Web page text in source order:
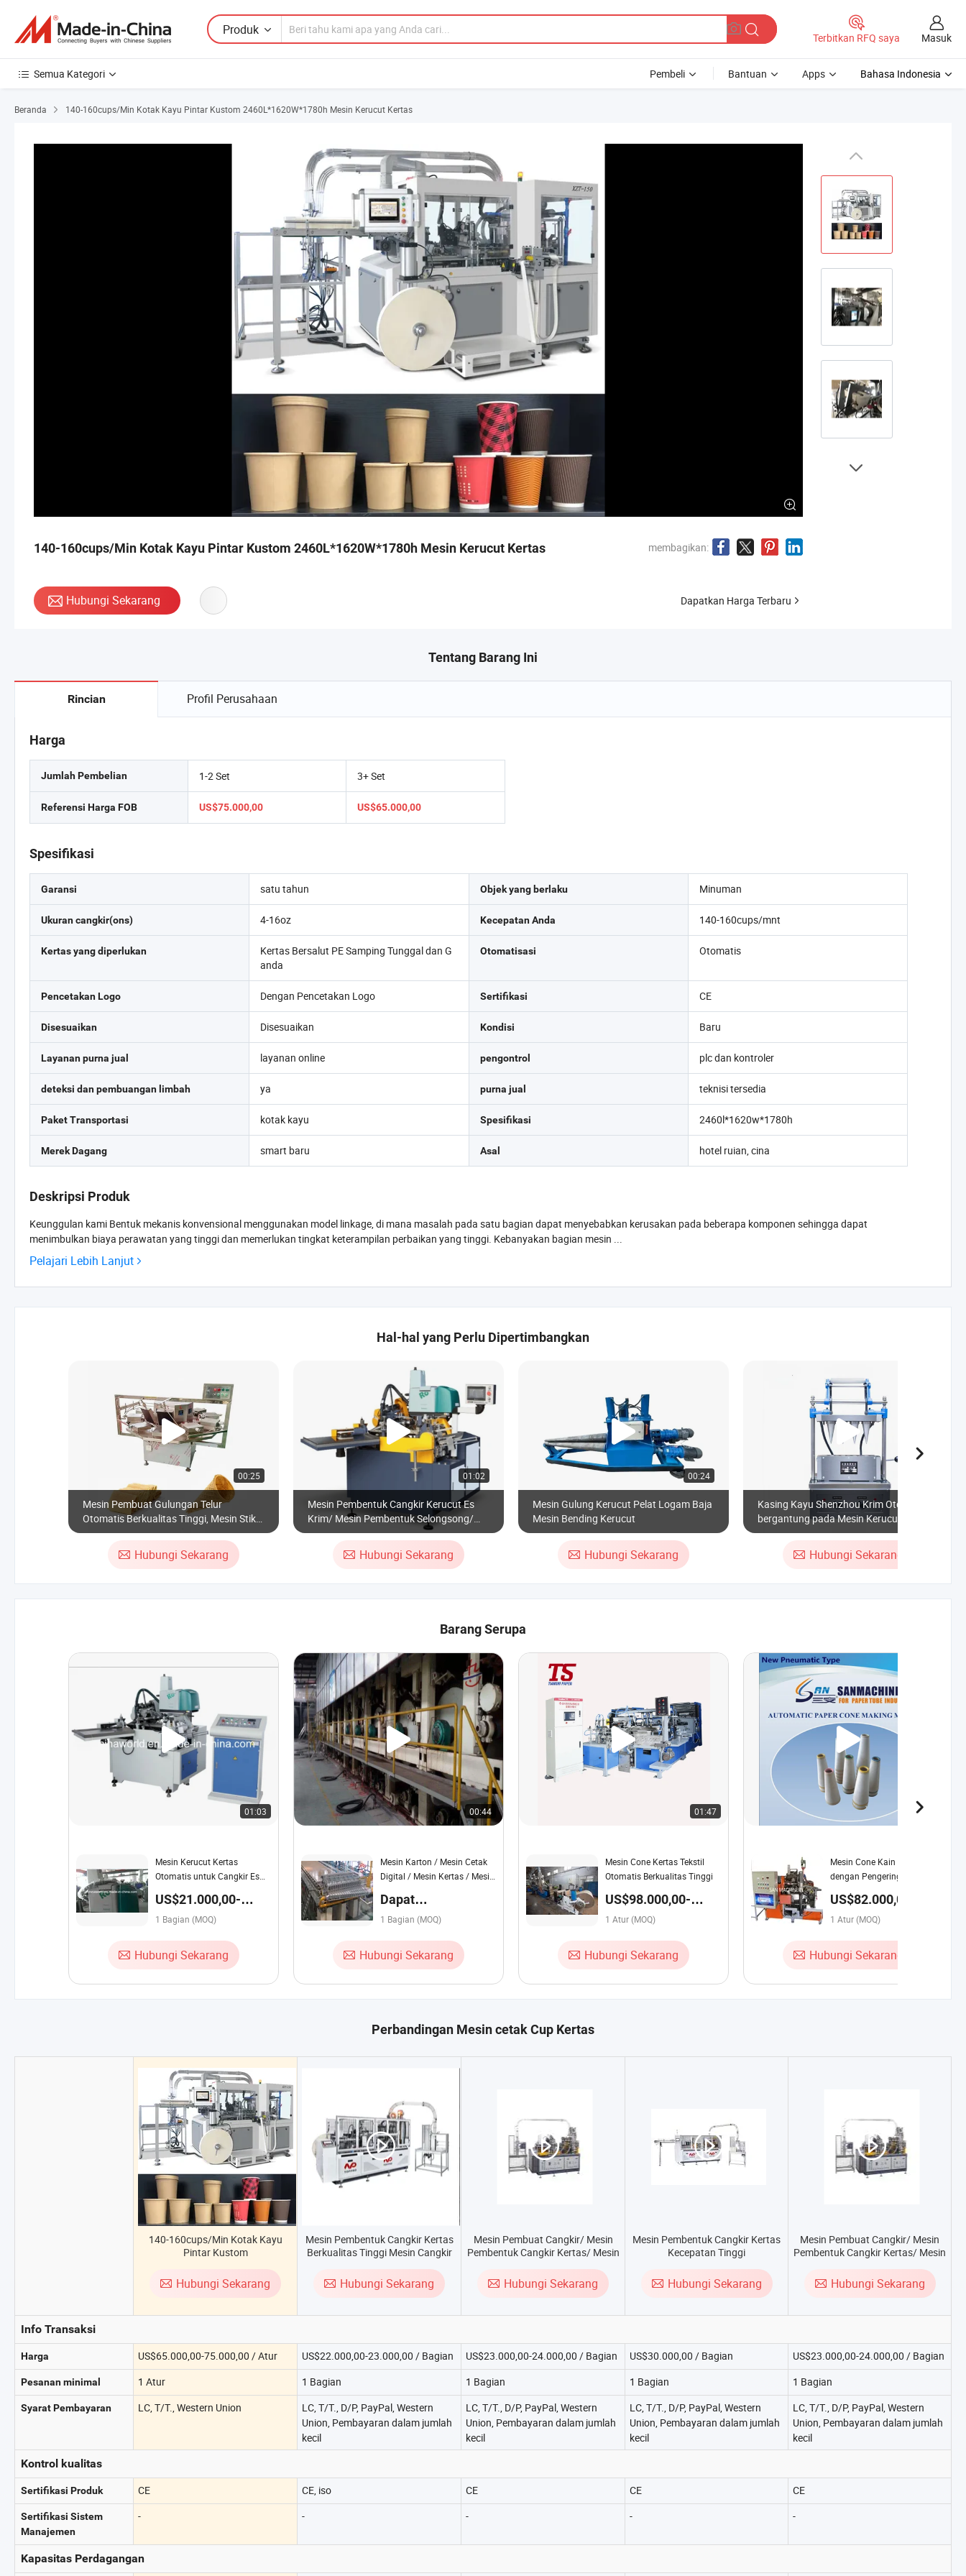
Produk
Terbitkan RFQ saya Masuk
Semua Kategori Pembeli Bantuan Apps Bahasa Indonesia
Beranda 140-160cups/Min Kotak Kayu Pintar Kustom 2460L*1620W*1780h Mesin Kerucut Kertas
140-160cups/Min Kotak Kayu Pintar Kustom 2460L*1620W*1780h Mesin Kerucut Kertas membagikan:
Hubungi Sekarang Dapatkan Harga Terbaru
Tentang Barang Ini
Rincian Profil Perusahaan
Harga
Jumlah Pembelian
Referensi Harga FOB
1-2 Set
US$75.000,00
3+ Set
US$65.000,00
Spesifikasi
Garansi satu tahun Objek yang berlaku Minuman
Ukuran cangkir(ons) 4-16oz Kecepatan Anda 140-160cups/mnt
Kertas yang diperlukan
Kertas Bersalut PE Samping Tunggal dan G
anda
Otomatisasi Otomatis
Pencetakan Logo Dengan Pencetakan Logo Sertifikasi CE
Disesuaikan Disesuaikan Kondisi Baru
Layanan purna jual layanan online pengontrol plc dan kontroler
deteksi dan pembuangan limbah ya purna jual teknisi tersedia
Paket Transportasi kotak kayu Spesifikasi 2460l*1620w*1780h
Merek Dagang smart baru Asal hotel ruian, cina
Deskripsi Produk
Keunggulan kami Bentuk mekanis konvensional menggunakan model linkage, di mana masalah pada satu bagian dapat menyebabkan kerusakan pada beberapa komponen sehingga dapat
menimbulkan biaya perawatan yang tinggi dan memerlukan tingkat keterampilan perbaikan yang tinggi. Kebanyakan bagian mesin ...
Pelajari Lebih Lanjut
Hal-hal yang Perlu Dipertimbangkan
00:25
Mesin Pembuat Gulungan Telur
Otomatis Berkualitas Tinggi, Mesin Stik
Wafer, Mesin Kerucut Es Krim
Hubungi Sekarang
01:02
Mesin Pembentuk Cangkir Kerucut Es
Krim/ Mesin Pembentuk Selongsong/
Mesin Kerucut
Hubungi Sekarang
00:24
Mesin Gulung Kerucut Pelat Logam Baja
Mesin Bending Kerucut
Hubungi Sekarang
Kasing Kayu Shenzhou Krim Otomatis
bergantung pada Mesin Kerucut Es
Wafer Model
Hubungi Sekarang
Barang Serupa
01:03
Mesin Kerucut Kertas
Otomatis untuk Cangkir Es
US$21.000,00-
23.000,00 / Bagian
1 Bagian (MOQ)
Hubungi Sekarang
00:44
Mesin Karton / Mesin Cetak
Digital / Mesin Kertas / Mesin
Dapat
dinegosiasikan
1 Bagian (MOQ)
Hubungi Sekarang
01:47
Mesin Cone Kertas Tekstil
Otomatis Berkualitas Tinggi
US$98.000,00-
108.000,00 / Atur
1 Atur (MOQ)
Hubungi Sekarang
02:03
Mesin Cone Kain Otomatis
dengan Pengering Pemanas
US$82.000,00 /
Atur
1 Atur (MOQ)
Hubungi Sekarang
Perbandingan Mesin cetak Cup Kertas
140-160cups/Min Kotak Kayu
Pintar Kustom
Kerucut Kertas
Hubungi Sekarang
Mesin Pembentuk Cangkir Kertas
Berkualitas Tinggi Mesin Cangkir
Hubungi Sekarang
Mesin Pembuat Cangkir/ Mesin
Pembentuk Cangkir Kertas/ Mesin
Hubungi Sekarang
Mesin Pembentuk Cangkir Kertas
Kecepatan Tinggi
Hubungi Sekarang
Mesin Pembuat Cangkir/ Mesin
Pembentuk Cangkir Kertas/ Mesin
Hubungi Sekarang
Info Transaksi
Harga US$65.000,00-75.000,00 / Atur US$22.000,00-23.000,00 / Bagian US$23.000,00-24.000,00 / Bagian US$30.000,00 / Bagian US$23.000,00-24.000,00 / Bagian
Pesanan minimal 1 Atur 1 Bagian 1 Bagian 1 Bagian 1 Bagian
Syarat Pembayaran LC, T/T., Western Union
LC, T/T., D/P, PayPal, Western
Union, Pembayaran dalam jumlah
kecil
LC, T/T., D/P, PayPal, Western
Union, Pembayaran dalam jumlah
kecil
LC, T/T., D/P, PayPal, Western
Union, Pembayaran dalam jumlah
kecil
LC, T/T., D/P, PayPal, Western
Union, Pembayaran dalam jumlah
kecil
Kontrol kualitas
Sertifikasi Produk CE CE, iso CE CE CE
Sertifikasi Sistem
Manajemen
- - - - -
Kapasitas Perdagangan